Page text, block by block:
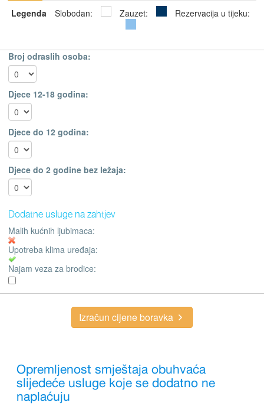
Legenda
Slobodan: Zauzet: Rezervacija u tijeku:
Broj odraslih osoba:
Djece 12-18 godina:
Djece do 12 godina:
Djece do 2 godine bez ležaja:
Dodatne usluge na zahtjev
Malih kućnih ljubimaca:
Upotreba klima uređaja:
Najam veza za brodice:
Izračun cijene boravka
Opremljenost smještaja obuhvaća
slijedeće usluge koje se dodatno ne
naplaćuju